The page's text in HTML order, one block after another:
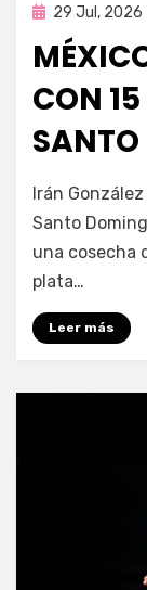
Publicada
29 Jul, 2026
CON
por
Irán
Santo
una cosecha
plata…
Leer más